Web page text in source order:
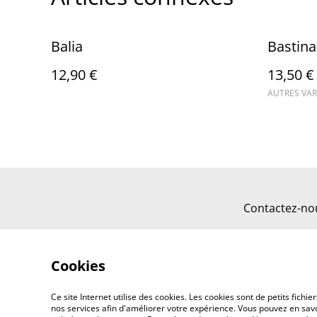
Balia
12,90 €
13,50 €
AUTRES
Contactez-
Cookies
Ce site Internet utilise des cookies. Les cookies sont de petits
nos services afin d'améliorer votre expérience. Vous pouvez en